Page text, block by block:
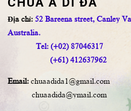
Địa chỉ: 52 Bareena street, Canley
Australia.
Tel: (+02) 87046317
(+61) 412637962
Email: chuaadida1@gmail.com
chuaadida@ymail.com